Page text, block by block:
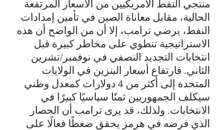
منتجي النفط الأمريكيين من الأسعار المرتفعة
الحالية، مقابل معاناة الصين في تأمين إمدادات
النفط، يرضي ترامب، إلا أن من الواضح أن هذه
الاستراتيجية تنطوي على مخاطر كبيرة قبل
انتخابات التجديد النصفي في نوفمبر/تشرين
الثاني. فارتفاع أسعار البنزين في الولايات
المتحدة إلى أكثر من 4 دولارات كمعدل وطني
سيكلف الجمهوريين ثمنًا سياسيًا كبيرًا في
الانتخابات. ولذلك، قد يرى ترامب أن الحصار
الذي فرضه في هرمز يحقق ضغطًا فعالًا على